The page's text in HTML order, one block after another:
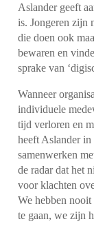
Aslander geeft
is. Jongeren zijn
die doen ook
bewaren en
sprake van
Wanneer
individuele
tijd verloren en
heeft Aslander in
samenwerken
de radar dat het
voor klachten
We hebben
te gaan, we zijn